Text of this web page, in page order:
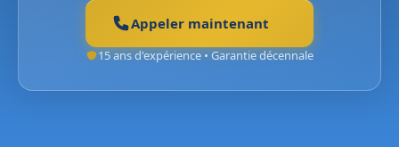
Appeler maintenant
15 ans d'expérience • Garantie décennale